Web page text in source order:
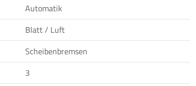
Automatik
Blatt / Luft
Scheibenbremsen
3